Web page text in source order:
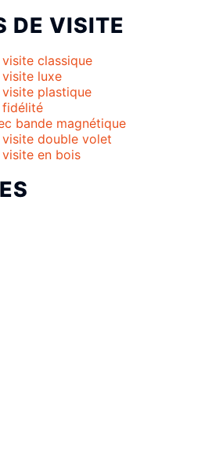
DE VISITE
classique
luxe
plastique
bande magnétique
double volet
en bois